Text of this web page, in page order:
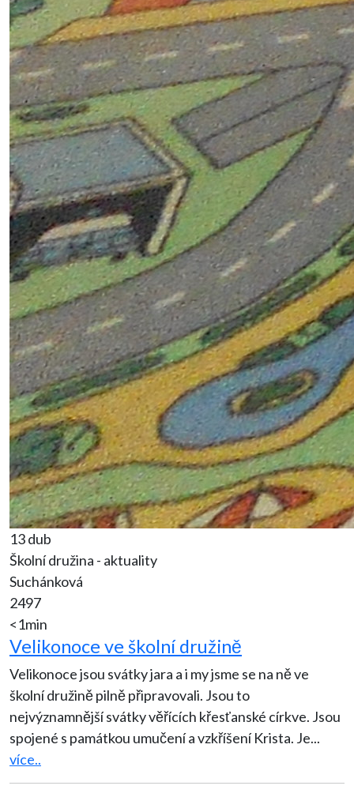
13 dub
Školní družina - aktuality
Suchánková
2497
<1min
Velikonoce ve školní družině
Velikonoce jsou svátky jara a i my jsme se na ně ve
školní družině pilně připravovali. Jsou to
nejvýznamnější svátky věřících křesťanské církve. Jsou
spojené s památkou umučení a vzkříšení Krista. Je...
více..